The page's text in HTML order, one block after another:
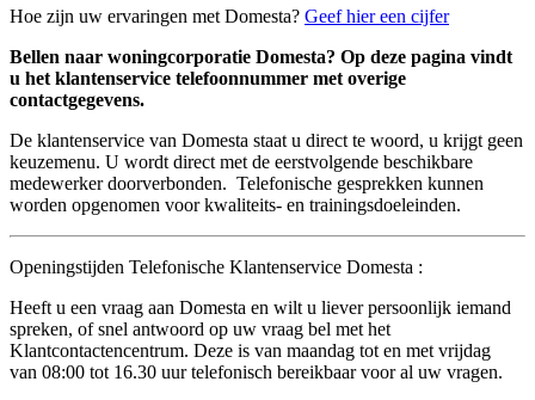
Hoe zijn uw ervaringen met Domesta? Geef hier een cijfer
Bellen naar woningcorporatie Domesta? Op deze pagina vindt
u het klantenservice telefoonnummer met overige
contactgegevens.
De klantenservice van Domesta staat u direct te woord, u krijgt geen
keuzemenu. U wordt direct met de eerstvolgende beschikbare
medewerker doorverbonden. Telefonische gesprekken kunnen
worden opgenomen voor kwaliteits- en trainingsdoeleinden.
Openingstijden Telefonische Klantenservice Domesta :
Heeft u een vraag aan Domesta en wilt u liever persoonlijk iemand
spreken, of snel antwoord op uw vraag bel met het
Klantcontactencentrum. Deze is van maandag tot en met vrijdag
van 08:00 tot 16.30 uur telefonisch bereikbaar voor al uw vragen.